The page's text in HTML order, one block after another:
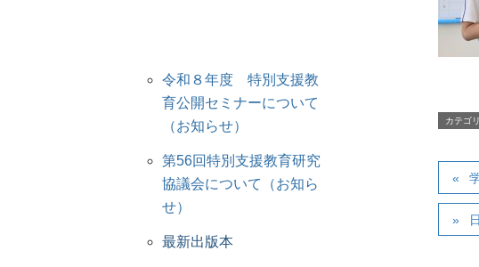
カテゴ
令和８年度 特別支援教
育公開セミナーについて
（お知らせ）
第56回特別支援教育研究
協議会について（お知ら
せ）
最新出版本